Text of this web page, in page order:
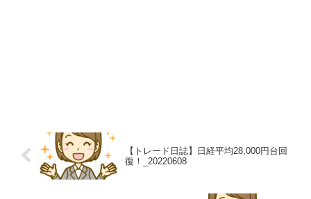
【トレード日誌】日経平均28,000円台回
復！_20220608